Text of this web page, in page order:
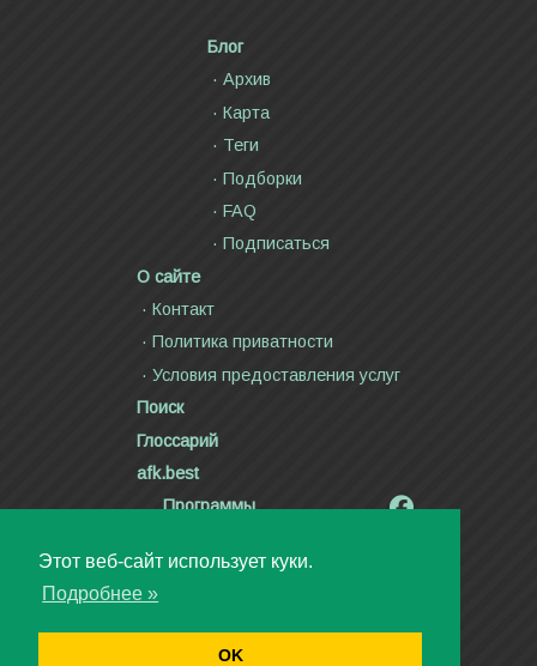
Этот веб-сайт использует куки.
Подробнее »
OK
Блог
Архив
Карта
Теги
Подборки
FAQ
Подписаться
О сайте
Контакт
Политика приватности
Условия предоставления услуг
Поиск
Глоссарий
afk.best
Программы
Стихи и тексты песен
Видео